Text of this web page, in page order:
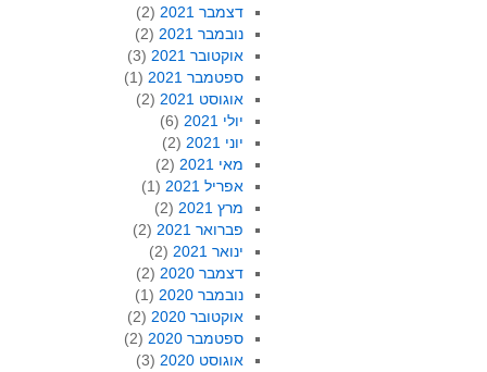
דצמבר 2021
(2)
נובמבר 2021
(2)
אוקטובר 2021
(3)
ספטמבר 2021
(1)
אוגוסט 2021
(2)
יולי 2021
(6)
יוני 2021
(2)
מאי 2021
(2)
אפריל 2021
(1)
מרץ 2021
(2)
פברואר 2021
(2)
ינואר 2021
(2)
דצמבר 2020
(2)
נובמבר 2020
(1)
אוקטובר 2020
(2)
ספטמבר 2020
(2)
אוגוסט 2020
(3)